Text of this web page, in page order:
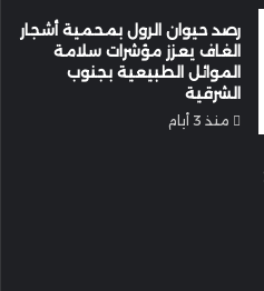
رصد حيوان الرول بمحمية أشجار
الغاف يعزز مؤشرات سلامة
الموائل الطبيعية بجنوب
الشرقية
منذ 3 أيام